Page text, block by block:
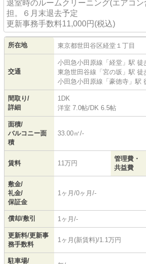
退室時のルームクリーニング(エアコ
担。６月末退去予定
更新事務手数料11,000円(税込)
所在地 東京都世田谷区経堂 １丁目
交通
小田急小田原線 「経堂 」駅 徒
東急世田谷線 「宮の坂 」駅 徒
小田急小田原線 「豪徳寺 」駅
間取り/
詳細
1DK
洋室 7.0帖/DK 6.5帖
面積/
バルコニー面
積
33.00㎡/-
賃料 11万円
管理費・
共益費
敷金/
礼金/
保証金
1ヶ月/0ヶ月/-
償却/敷引 1ヶ月/-
更新料/更新事
務手数料
1ヶ月(新賃料)/1.1万円
駐車場/